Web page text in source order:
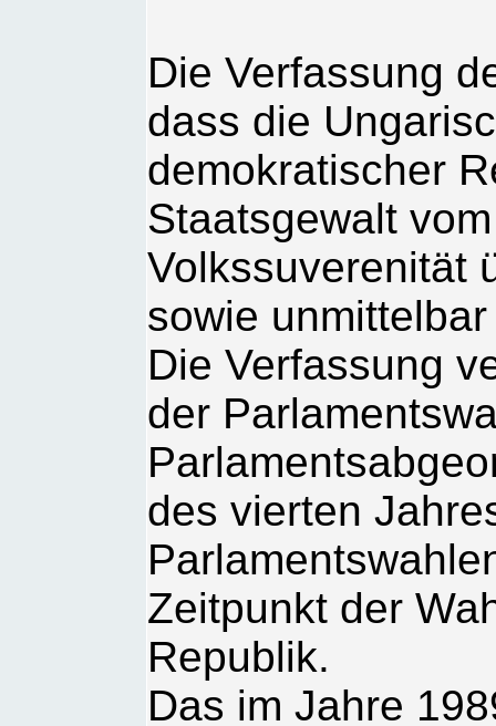
Die Verfassung
dass die
demokratischer
Staatsgewalt
Volkssuverenität
sowie
Die Verfassung
der
des vierten
Zeitpunkt der
Republik.
Das im Jahre